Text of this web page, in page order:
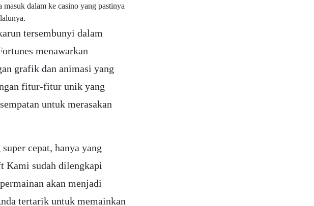
masuk dalam ke casino yang pastinya
tersembunyi dalam
menawarkan
grafik dan animasi yang
fitur-fitur unik yang
untuk merasakan
cepat, hanya yang
Kami sudah dilengkapi
akan menjadi
tertarik untuk memainkan